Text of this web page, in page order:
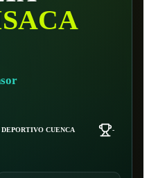
DEPORTIVO CUENCA -